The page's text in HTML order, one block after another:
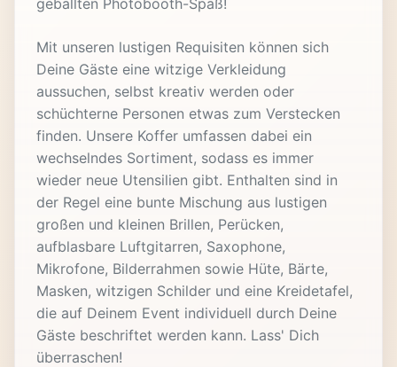
Mit unseren lustigen Requisiten können sich
Deine Gäste eine witzige Verkleidung
aussuchen, selbst kreativ werden oder
schüchterne Personen etwas zum Verstecken
finden. Unsere Koffer umfassen dabei ein
wechselndes Sortiment, sodass es immer
wieder neue Utensilien gibt. Enthalten sind in
der Regel eine bunte Mischung aus lustigen
großen und kleinen Brillen, Perücken,
aufblasbare Luftgitarren, Saxophone,
Mikrofone, Bilderrahmen sowie Hüte, Bärte,
Masken, witzigen Schilder und eine Kreidetafel,
die auf Deinem Event individuell durch Deine
Gäste beschriftet werden kann. Lass' Dich
überraschen!